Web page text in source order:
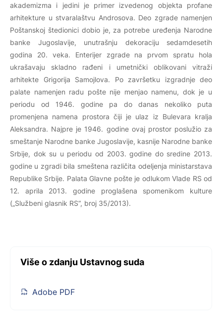
akademizma i jedini je primer izvedenog objekta profane
arhitekture u stvaralaštvu Androsova. Deo zgrade namenjen
Poštanskoj štedionici dobio je, za potrebe uređenja Narodne
banke Jugoslavije, unutrašnju dekoraciju sedamdesetih
godina 20. veka. Enterijer zgrade na prvom spratu hola
ukrašavaju skladno rađeni i umetnički oblikovani vitraži
arhitekte Grigorija Samojlova. Po završetku izgradnje deo
palate namenjen radu pošte nije menjao namenu, dok je u
periodu od 1946. godine pa do danas nekoliko puta
promenjena namena prostora čiji je ulaz iz Bulevara kralja
Aleksandra. Najpre je 1946. godine ovaj prostor poslužio za
smeštanje Narodne banke Jugoslavije, kasnije Narodne banke
Srbije, dok su u periodu od 2003. godine do sredine 2013.
godine u zgradi bila smeštena različita odeljenja ministarstava
Republike Srbije. Palata Glavne pošte je odlukom Vlade RS od
12. aprila 2013. godine proglašena spomenikom kulture
(„Službeni glasnik RS“, broj 35/2013).
Više o zdanju Ustavnog suda
Adobe PDF